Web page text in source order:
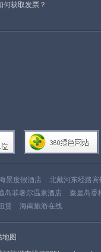
何获取发票？
景度假酒店 北戴河东经路宾
岛菲奢尔温泉酒店 秦皇岛香
赁 海南旅游在线
地图